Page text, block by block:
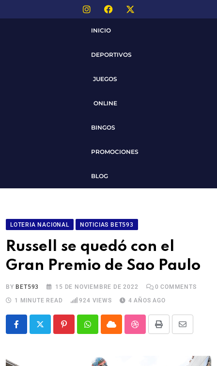
INICIO
DEPORTIVOS
JUEGOS
ONLINE
BINGOS
PROMOCIONES
BLOG
LOTERIA NACIONAL NOTICIAS BET593
Russell se quedó con el
Gran Premio de Sao Paulo
BY BET593 15 DE NOVIEMBRE DE 2022 0 COMMENTS
1 MINUTE READ
924 VIEWS 4 AÑOS AGO